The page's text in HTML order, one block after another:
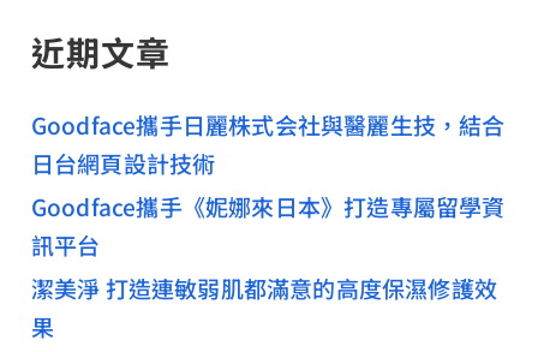
近期文章
Goodface攜手日麗株式会社與醫麗生技，結合
日台網頁設計技術
Goodface攜手《妮娜來日本》打造專屬留學資
訊平台
潔美淨 打造連敏弱肌都滿意的高度保濕修護效
果